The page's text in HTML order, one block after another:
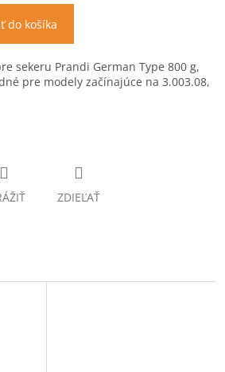
do košíka
sekeru Prandi German Type 800 g,
pre modely začínajúce na 3.003.08,
ZDIEĽAŤ